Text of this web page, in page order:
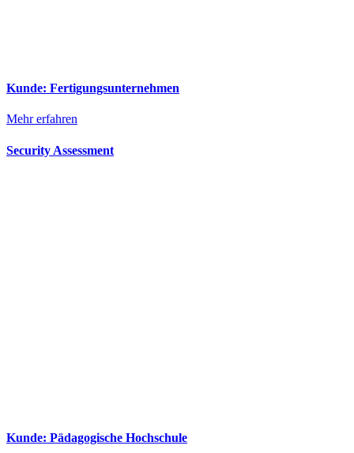
Kunde: Fertigungsunternehmen
Mehr erfahren
Security Assessment
Kunde: Pädagogische Hochschule